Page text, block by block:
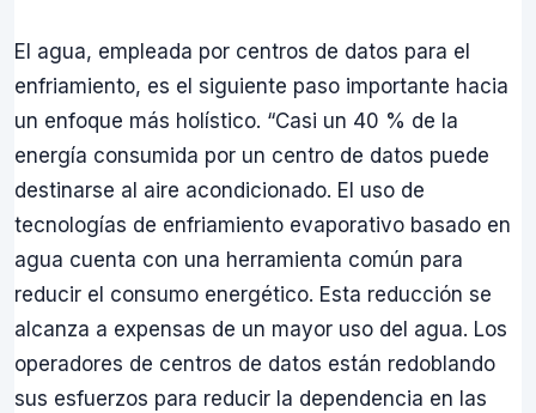
El agua, empleada por centros de datos para el
enfriamiento, es el siguiente paso importante hacia
un enfoque más holístico. “Casi un 40 % de la
energía consumida por un centro de datos puede
destinarse al aire acondicionado. El uso de
tecnologías de enfriamiento evaporativo basado en
agua cuenta con una herramienta común para
reducir el consumo energético. Esta reducción se
alcanza a expensas de un mayor uso del agua. Los
operadores de centros de datos están redoblando
sus esfuerzos para reducir la dependencia en las